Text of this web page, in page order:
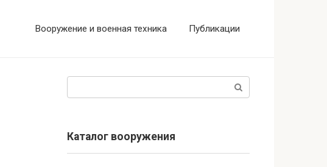
Вооружение и военная техника Публикации
Каталог вооружения